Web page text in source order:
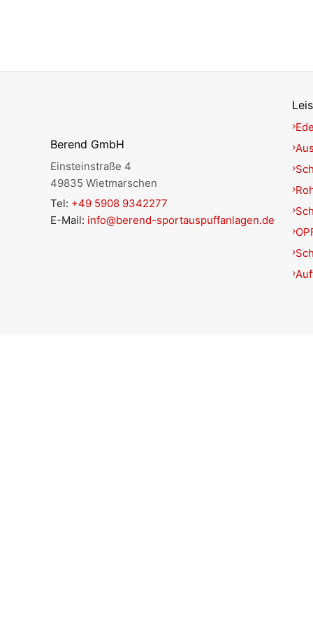
Berend GmbH
Einsteinstraße 4
49835 Wietmarschen
Tel: +49 5908 9342277
E-Mail: info@berend-sportauspuffanlagen.de